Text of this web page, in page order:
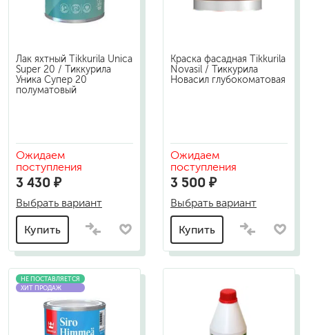
Лак яхтный Tikkurila Unica
Super 20 / Тиккурила
Уника Супер 20
полуматовый
Ожидаем
поступления
3 430 ₽
Выбрать вариант
Купить
Краска фасадная Tikkurila
Novasil / Тиккурила
Новасил глубокоматовая
Ожидаем
поступления
3 500 ₽
Выбрать вариант
Купить
НЕ ПОСТАВЛЯЕТСЯ
ХИТ ПРОДАЖ